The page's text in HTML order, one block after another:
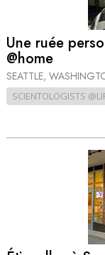
Une ruée
@home
SEATTLE,
SCIENTOLOGISTS